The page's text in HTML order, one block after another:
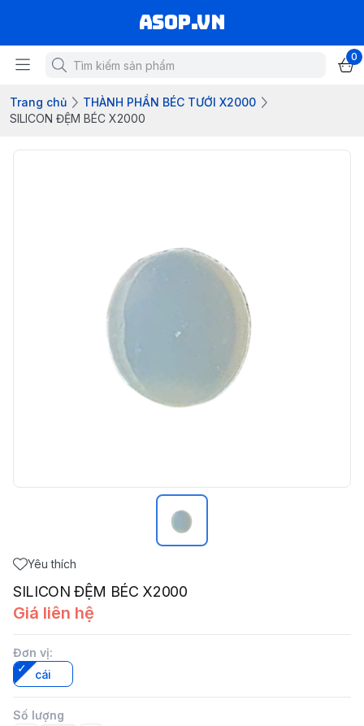
asop.vn
0
Trang chủ
THÀNH PHẦN BÉC TƯỚI X2000
SILICON ĐỆM BÉC X2000
Yêu thích
SILICON ĐỆM BÉC X2000
Giá liên hệ
Đơn vị:
cái
Số lượng